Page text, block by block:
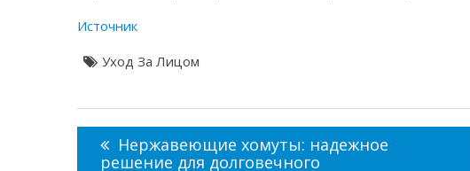
Источник
Уход За Лицом
Навигация
по
записям
Нержавеющие хомуты: надежное
решение для долговечного